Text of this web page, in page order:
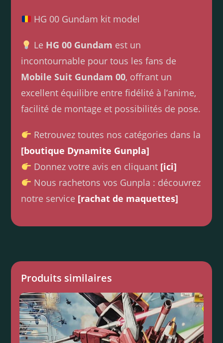
HG 00 Gundam kit model
Le HG 00 Gundam est un
incontournable pour tous les fans de
Mobile Suit Gundam 00, offrant un
excellent équilibre entre fidélité à l’anime,
facilité de montage et possibilités de pose.
Retrouvez toutes nos catégories dans la
[boutique Dynamite Gunpla]
Donnez votre avis en cliquant [ici]
Nous rachetons vos Gunpla : découvrez
notre service [rachat de maquettes]
Produits similaires